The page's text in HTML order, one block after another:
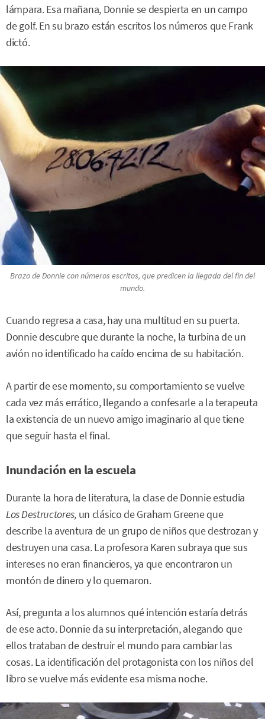
lámpara. Esa mañana, Donnie se despierta en un campo
de golf. En su brazo están escritos los números que Frank
dictó.
Brazo de Donnie con números escritos, que predicen la llegada del fin del
mundo.
Cuando regresa a casa, hay una multitud en su puerta.
Donnie descubre que durante la noche, la turbina de un
avión no identificado ha caído encima de su habitación.
A partir de ese momento, su comportamiento se vuelve
cada vez más errático, llegando a confesarle a la terapeuta
la existencia de un nuevo amigo imaginario al que tiene
que seguir hasta el final.
Inundación en la escuela
Durante la hora de literatura, la clase de Donnie estudia
Los Destructores, un clásico de Graham Greene que
describe la aventura de un grupo de niños que destrozan y
destruyen una casa. La profesora Karen subraya que sus
intereses no eran financieros, ya que encontraron un
montón de dinero y lo quemaron.
Así, pregunta a los alumnos qué intención estaría detrás
de ese acto. Donnie da su interpretación, alegando que
ellos trataban de destruir el mundo para cambiar las
cosas. La identificación del protagonista con los niños del
libro se vuelve más evidente esa misma noche.